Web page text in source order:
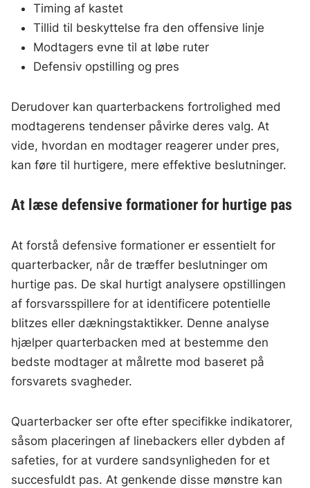
Timing af kastet
Tillid til beskyttelse fra den offensive linje
Modtagers evne til at løbe ruter
Defensiv opstilling og pres
Derudover kan quarterbackens fortrolighed med
modtagerens tendenser påvirke deres valg. At
vide, hvordan en modtager reagerer under pres,
kan føre til hurtigere, mere effektive beslutninger.
At læse defensive formationer for hurtige pas
At forstå defensive formationer er essentielt for
quarterbacker, når de træffer beslutninger om
hurtige pas. De skal hurtigt analysere opstillingen
af forsvarsspillere for at identificere potentielle
blitzes eller dækningstaktikker. Denne analyse
hjælper quarterbacken med at bestemme den
bedste modtager at målrette mod baseret på
forsvarets svagheder.
Quarterbacker ser ofte efter specifikke indikatorer,
såsom placeringen af linebackers eller dybden af
safeties, for at vurdere sandsynligheden for et
succesfuldt pas. At genkende disse mønstre kan